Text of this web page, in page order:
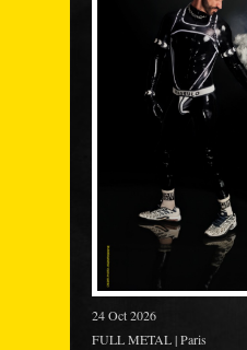
24 Oct 2026
FULL METAL | Paris